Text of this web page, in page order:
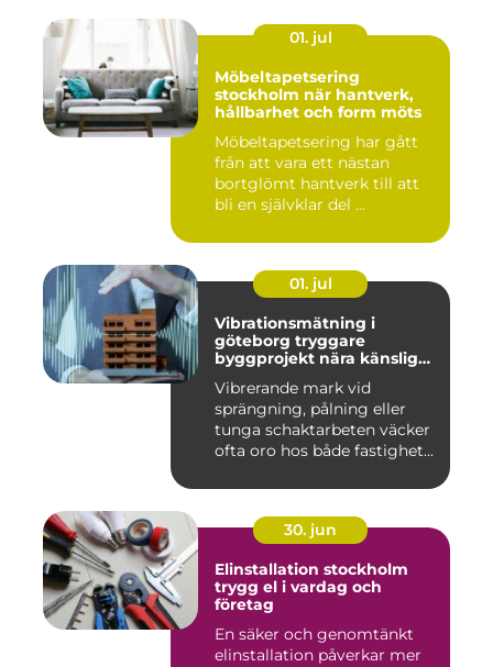
01. jul
Möbeltapetsering
stockholm när hantverk,
hållbarhet och form möts
Möbeltapetsering har gått
från att vara ett nästan
bortglömt hantverk till att
bli en självklar del ...
01. jul
Vibrationsmätning i
göteborg tryggare
byggprojekt nära känsliga
Vibrerande mark vid
sprängning, pålning eller
tunga schaktarbeten väcker
ofta oro hos både fastighet...
30. jun
Elinstallation stockholm
trygg el i vardag och
företag
En säker och genomtänkt
elinstallation påverkar mer